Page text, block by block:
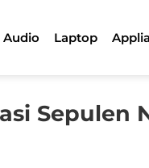
Audio Laptop
Sepulen